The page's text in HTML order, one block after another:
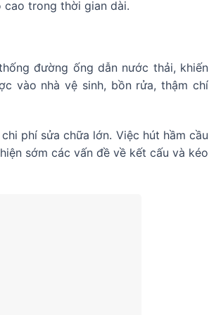
cao trong thời gian dài.
đường ống dẫn nước thải, khiến
vào nhà vệ sinh, bồn rửa, thậm chí
phí sửa chữa lớn. Việc hút hầm cầu
sớm các vấn đề về kết cấu và kéo